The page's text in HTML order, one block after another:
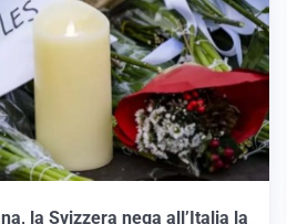
la Svizzera nega all’Italia la